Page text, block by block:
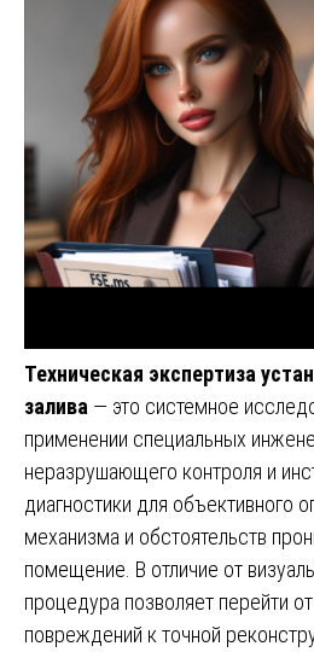
Техническая экспертиза
залива — это системное
применении специальных
неразрушающего контроля и
диагностики для объективного
механизма и обстоятельств
помещение. В отличие от
процедура позволяет перейти
повреждений к точной